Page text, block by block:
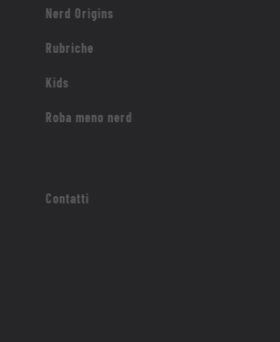
Nerd Origins
Rubriche
Kids
Roba meno nerd
Contatti